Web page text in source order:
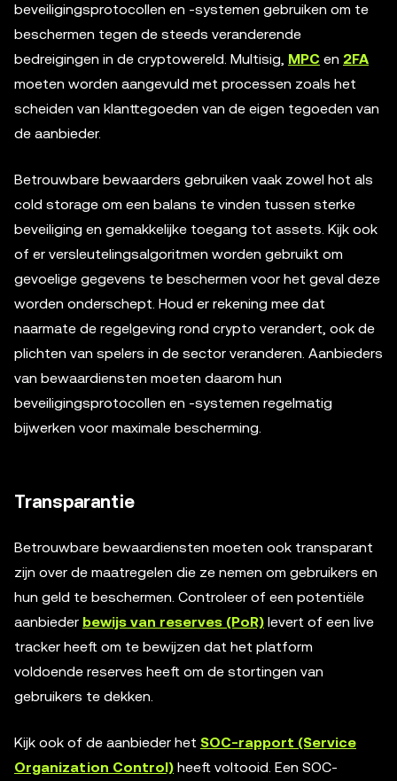
beveiligingsprotocollen en -systemen gebruiken om te
beschermen tegen de steeds veranderende
bedreigingen in de cryptowereld. Multisig, MPC en 2FA
moeten worden aangevuld met processen zoals het
scheiden van klanttegoeden van de eigen tegoeden van
de aanbieder.
Betrouwbare bewaarders gebruiken vaak zowel hot als
cold storage om een balans te vinden tussen sterke
beveiliging en gemakkelijke toegang tot assets. Kijk ook
of er versleutelingsalgoritmen worden gebruikt om
gevoelige gegevens te beschermen voor het geval deze
worden onderschept. Houd er rekening mee dat
naarmate de regelgeving rond crypto verandert, ook de
plichten van spelers in de sector veranderen. Aanbieders
van bewaardiensten moeten daarom hun
beveiligingsprotocollen en -systemen regelmatig
bijwerken voor maximale bescherming.
Transparantie
Betrouwbare bewaardiensten moeten ook transparant
zijn over de maatregelen die ze nemen om gebruikers en
hun geld te beschermen. Controleer of een potentiële
aanbieder bewijs van reserves (PoR) levert of een live
tracker heeft om te bewijzen dat het platform
voldoende reserves heeft om de stortingen van
gebruikers te dekken.
Kijk ook of de aanbieder het SOC-rapport (Service
Organization Control) heeft voltooid. Een SOC-